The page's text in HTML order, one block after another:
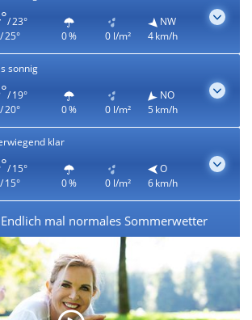
/ 23°
25°
0 % 0 l/m²
NW
4 km/h
sonnig
/ 19°
20°
0 % 0 l/m²
NO
5 km/h
klar
/ 15°
15°
0 % 0 l/m²
O
6 km/h
mal normales Sommerwetter